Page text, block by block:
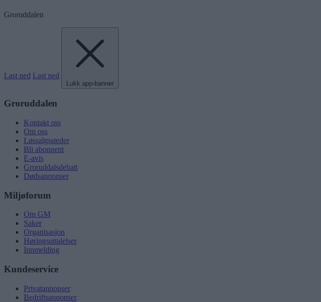
Groruddalen
Last ned Last ned
Lukk app-banner
Groruddalen
Kontakt oss
Om oss
Løssalgssteder
Bli abonnent
E-avis
Groruddalsdebatt
Dødsannonser
Miljøforum
Om GM
Saker
Organisasjon
Høringsuttalelser
Innmelding
Kundeservice
Privatannonser
Bedriftsannonser